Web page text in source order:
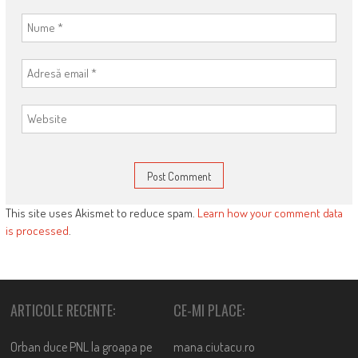
This site uses Akismet to reduce spam. Learn how your comment data
is processed
ARTICOLE RECENTE:
Orban duce PNL la groapa pe
CE-MI PLACE:
mana.ciutacu.ro